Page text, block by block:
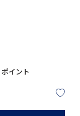
ポイント